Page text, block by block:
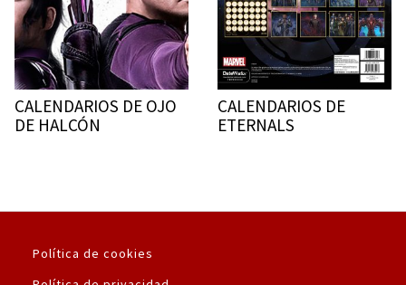
CALENDARIOS DE OJO
DE HALCÓN
CALENDARIOS DE
ETERNALS
Política de cookies